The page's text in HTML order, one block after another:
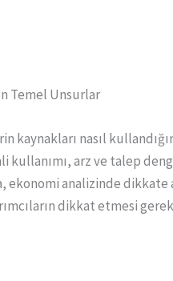
Temel Unsurlar
nasıl
kullanımı, arz ve talep
ekonomi analizinde
dikkat etmesi